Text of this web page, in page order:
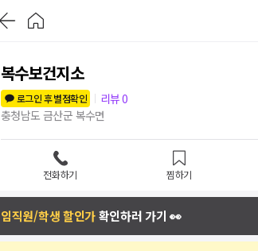
복수보건지소
로그인 후 별점확인
리뷰0
충청남도 금산군 복수면
전화하기 찜하기
임직원/학생 할인가확인하러 가기 👀